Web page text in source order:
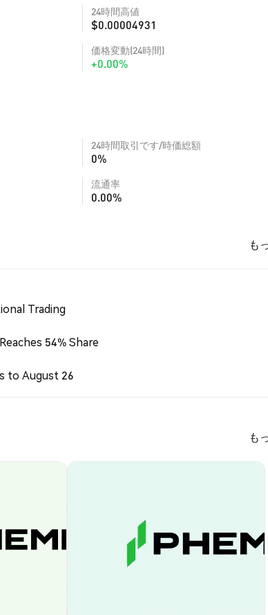
24時間高値
$0.00004931
価格変動(24時間)
+0.00%
24時間取引です/時価総額
0%
流通率
0.00%
も
Trading
54% Share
to August 26
も